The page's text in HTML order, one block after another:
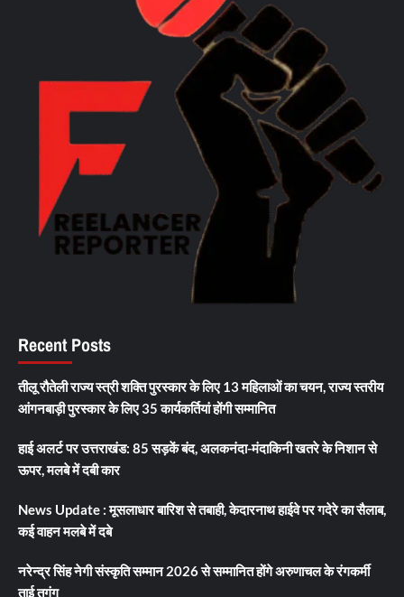
Recent Posts
तीलू रौतेली राज्य स्त्री शक्ति पुरस्कार के लिए 13 महिलाओं का चयन, राज्य स्तरीय
आंगनबाड़ी पुरस्कार के लिए 35 कार्यकर्तियां होंगी सम्मानित
हाई अलर्ट पर उत्तराखंड: 85 सड़कें बंद, अलकनंदा-मंदाकिनी खतरे के निशान से
ऊपर, मलबे में दबी कार
News Update : मूसलाधार बारिश से तबाही, केदारनाथ हाईवे पर गदेरे का सैलाब,
कई वाहन मलबे में दबे
नरेन्द्र सिंह नेगी संस्कृति सम्मान 2026 से सम्मानित होंगे अरुणाचल के रंगकर्मी
ताई तुगुंग